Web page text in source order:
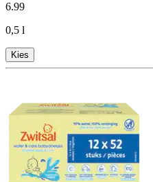
6.99
0,5 l
Kies